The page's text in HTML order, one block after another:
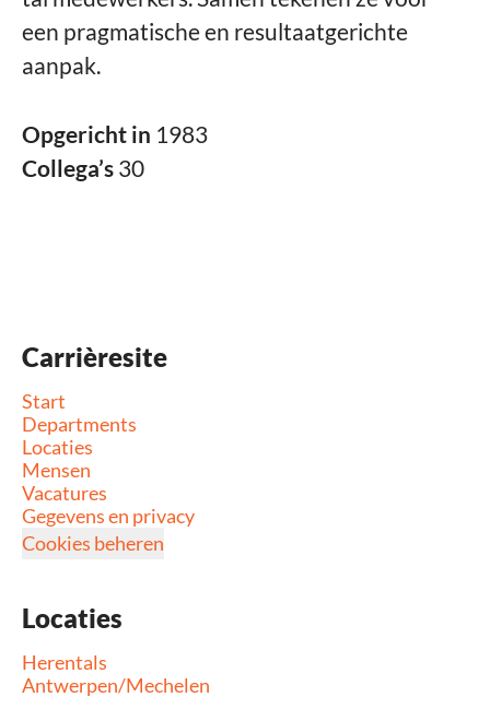
een pragmatische en resultaatgerichte
aanpak.
Opgericht in 1983
Collega’s 30
Carrièresite
Start
Departments
Locaties
Mensen
Vacatures
Gegevens en privacy
Cookies beheren
Locaties
Herentals
Antwerpen/Mechelen